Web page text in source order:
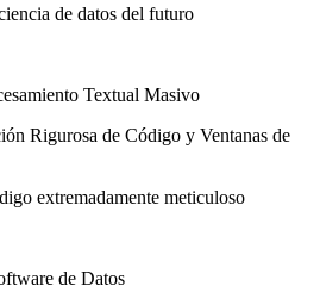
de datos del futuro
Textual Masivo
Rigurosa de Código y Ventanas de
extremadamente meticuloso
de Datos